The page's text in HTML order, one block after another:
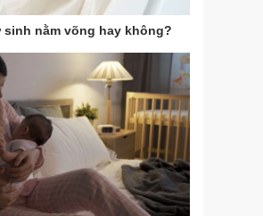
sinh nằm võng hay không?